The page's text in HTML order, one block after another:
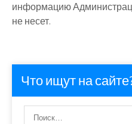
информацию
не несет.
Что ищут на